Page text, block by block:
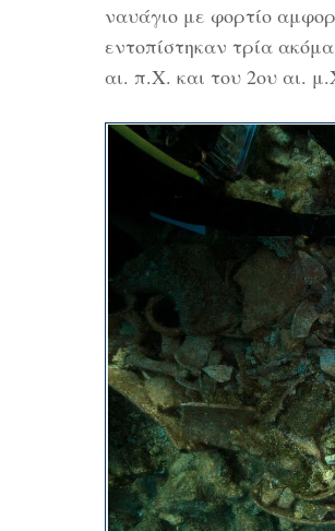
ναυάγιο με φορτίο
εντοπίστηκαν τρία
αι. π.Χ. και του 2ου αι.